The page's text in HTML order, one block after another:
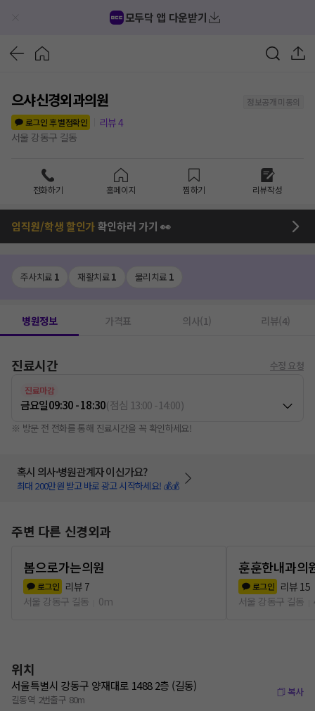
모두닥 앱 다운받기
으샤신경외과의원
정보공개 미동의
로그인 후 별점확인
리뷰4
서울 강동구 길동
전화하기 홈페이지 찜하기 리뷰작성
임직원/학생 할인가확인하러 가기 👀
주사치료 1 재활치료1 물리치료 1
병원정보 가격표 의사(1) 리뷰(4)
진료시간 수정 요청
진료마감
금요일09:30 - 18:30(점심 13:00-14:00)
※ 방문 전 전화를 통해 진료시간을 꼭 확인하세요!
혹시 의사·병원관계자 이신가요?
최대 200만원 받고 바로 광고 시작하세요! 💰💰
주변 다른 신경외과
봄으로가는의원
로그인 리뷰 7
서울 강동구 길동
0m
훈훈한내과의
로그인 리뷰 15
서울 강동구 길동
위치
서울특별시 강동구 양재대로 1488 2층 (길동)
길동역 2번출구 80m
복사